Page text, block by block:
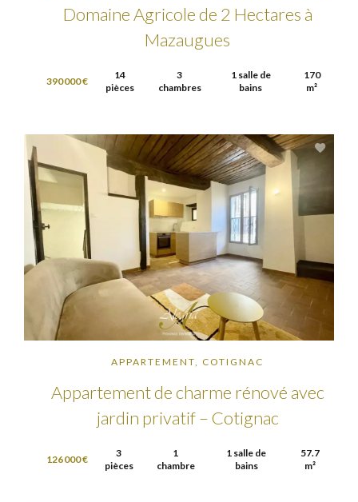
Domaine Agricole de 2 Hectares à
Mazaugues
390 000 €
14
pièces
3
chambres
1 salle de
bains
170
m²
APPARTEMENT, COTIGNAC
Appartement de charme rénové avec
jardin privatif – Cotignac
126 000 €
3
pièces
1
chambre
1 salle de
bains
57.7
m²